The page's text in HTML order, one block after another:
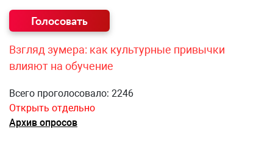
Взгляд зумера: как культурные привычки
влияют на обучение
Всего проголосовало: 2246
Открыть отдельно
Архив опросов